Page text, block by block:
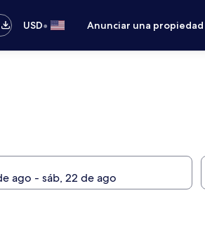
USD• Anunciar una propiedad